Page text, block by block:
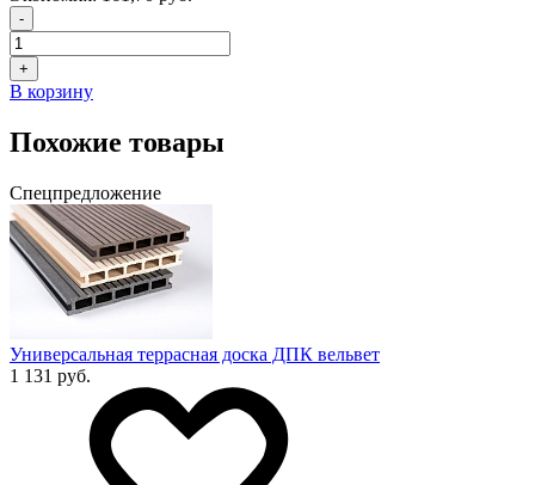
-
+
В корзину
Похожие товары
Спецпредложение
Универсальная террасная доска ДПК вельвет
1 131 руб.